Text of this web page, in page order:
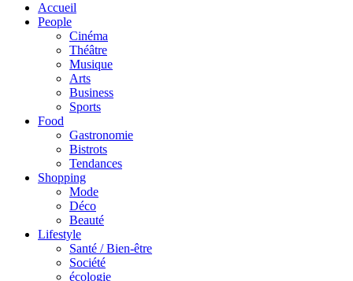
Accueil
People
Cinéma
Théâtre
Musique
Arts
Business
Sports
Food
Gastronomie
Bistrots
Tendances
Shopping
Mode
Déco
Beauté
Lifestyle
Santé / Bien-être
Société
écologie